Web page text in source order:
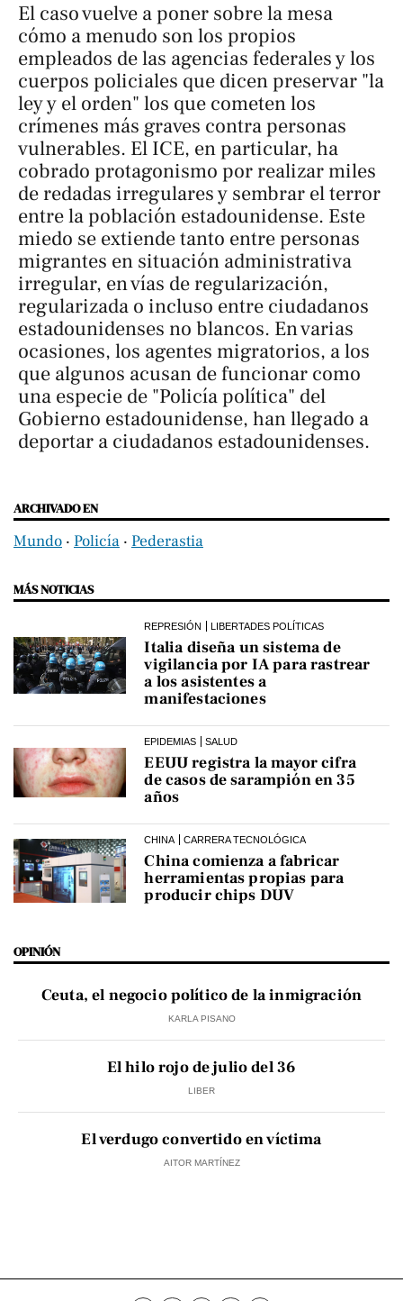
El caso vuelve a poner sobre la mesa
cómo a menudo son los propios
empleados de las agencias federales y los
cuerpos policiales que dicen preservar "la
ley y el orden" los que cometen los
crímenes más graves contra personas
vulnerables. El ICE, en particular, ha
cobrado protagonismo por realizar miles
de redadas irregulares y sembrar el terror
entre la población estadounidense. Este
miedo se extiende tanto entre personas
migrantes en situación administrativa
irregular, en vías de regularización,
regularizada o incluso entre ciudadanos
estadounidenses no blancos. En varias
ocasiones, los agentes migratorios, a los
que algunos acusan de funcionar como
una especie de "Policía política" del
Gobierno estadounidense, han llegado a
deportar a ciudadanos estadounidenses.
ARCHIVADO EN
Mundo ‧ Policía ‧ Pederastia
MÁS NOTICIAS
REPRESIÓN LIBERTADES POLÍTICAS
Italia diseña un sistema de
vigilancia por IA para rastrear
a los asistentes a
manifestaciones
EPIDEMIAS SALUD
EEUU registra la mayor cifra
de casos de sarampión en 35
años
CHINA CARRERA TECNOLÓGICA
China comienza a fabricar
herramientas propias para
producir chips DUV
OPINIÓN
Ceuta, el negocio político de la inmigración
KARLA PISANO
El hilo rojo de julio del 36
LIBER
El verdugo convertido en víctima
AITOR MARTÍNEZ